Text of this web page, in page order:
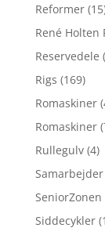
Reformer
René Holten
Reservedele
Rigs (169)
Romaskiner
Romaskiner
Rullegulv (4)
Samarbejder
SeniorZonen
Siddecykler